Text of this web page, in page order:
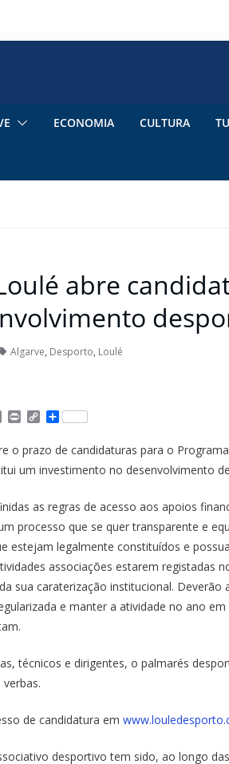
ECONOMIA CULTURA
abre
Algarve, Desporto, Loulé
E
m
i
l
P
n
t
C
o
y
L
i
k
S
h
a
r
e
o prazo de candidaturas para o
um investimento no desenvolvimento
as regras de acesso aos apoios
processo que se quer transparente e
estejam legalmente constituídos e
associações estarem registadas
sua caraterização institucional. Deverão
e manter a atividade no ano
técnicos e dirigentes, o palmarés
de candidatura em
desportivo tem sido, ao longo